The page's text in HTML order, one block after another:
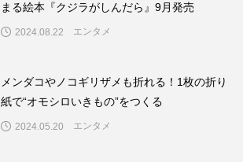
まる絵本『クジラがしんだら』9月発売
2024.08.22 エンタメ
メンダコやノコギリザメも折れる！1枚の折り
紙で“オモシロいきもの”をつくる
2024.05.20 エンタメ